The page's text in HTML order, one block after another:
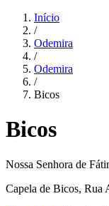
Início
/
Odemira
/
Odemira
/
Bicos
Bicos
Nossa Senhora de
Capela de Bicos, Rua